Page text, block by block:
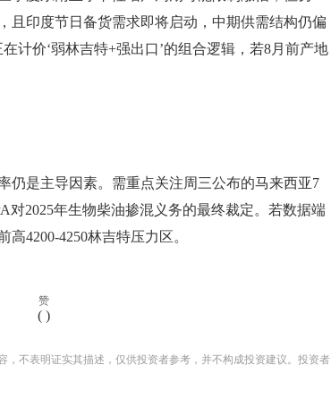
且印度节日备货需求即将启动，中期供需结构仍偏
计价‘弱林吉特+强出口’的组合逻辑，若8月前产地
是主导因素。需重点关注周三公布的马来西亚7
对2025年生物柴油掺混义务的最终裁定。若数据端
4200-4250林吉特压力区。
赞
( )
，不表明证实其描述，仅供投资者参考，并不构成投资建议。投资者